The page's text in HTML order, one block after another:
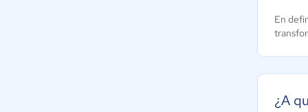
En
¿A